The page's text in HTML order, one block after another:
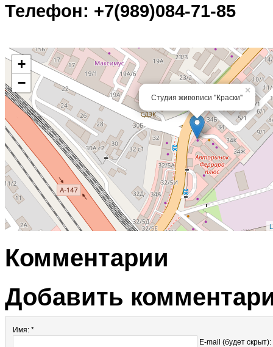
Телефон: +7(989)084-71-85
Студия живописи "Краски"
×
+
−
Комментарии
Добавить
Имя: *
E-mail (будет скрыт):